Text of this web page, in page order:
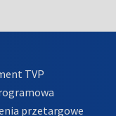
TVP
przetargowe